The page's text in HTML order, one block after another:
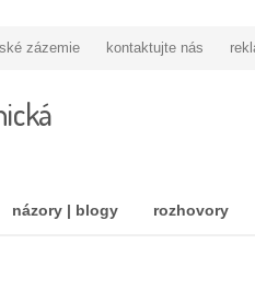
zázemie kontaktujte nás
názory | blogy rozhovory